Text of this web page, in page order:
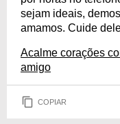
sejam ideais,
amamos. Cuide
Acalme corações
amigo
COPIAR